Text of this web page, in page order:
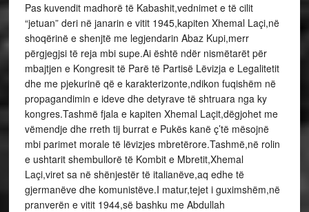
Pas kuvendit madhorë të Kabashit,vednimet e të cilit
“jetuan” deri në janarin e vitit 1945,kapiten Xhemal Laçi,në
shoqërinë e shenjtë me legjendarin Abaz Kupi,merr
përgjegjsi të reja mbi supe.Ai është ndër nismëtarët për
mbajtjen e Kongresit të Parë të Partisë Lëvizja e Legalitetit
dhe me pjekurinë që e karakterizonte,ndikon fuqishëm në
propagandimin e ideve dhe detyrave të shtruara nga ky
kongres.Tashmë fjala e kapiten Xhemal Laçit,dëgjohet me
vëmendje dhe rreth tij burrat e Pukës kanë ç’të mësojnë
mbi parimet morale të lëvizjes mbretërore.Tashmë,në rolin
e ushtarit shembullorë të Kombit e Mbretit,Xhemal
Laçi,viret sa në shënjestër të italianëve,aq edhe të
gjermanëve dhe komunistëve.I matur,tejet i guximshëm,në
pranverën e vitit 1944,së bashku me Abdullah